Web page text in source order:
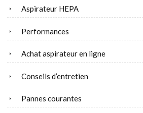
Aspirateur HEPA
Performances
Achat aspirateur en ligne
Conseils d’entretien
Pannes courantes